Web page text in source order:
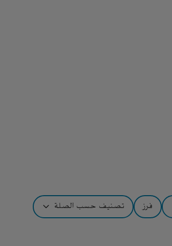
تصنيف حسب الصلة فرز